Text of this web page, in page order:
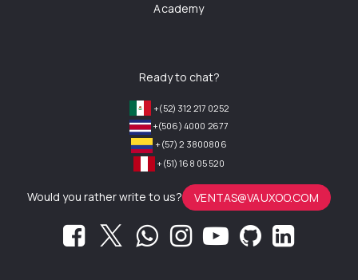
Academy
Ready to chat?
+(52) 312 217 0252
+(506) 4000 2677
+(57) 2 3800806
+(51) 168 05 520
Would you rather write to us? VENTAS@VAUXOO.COM